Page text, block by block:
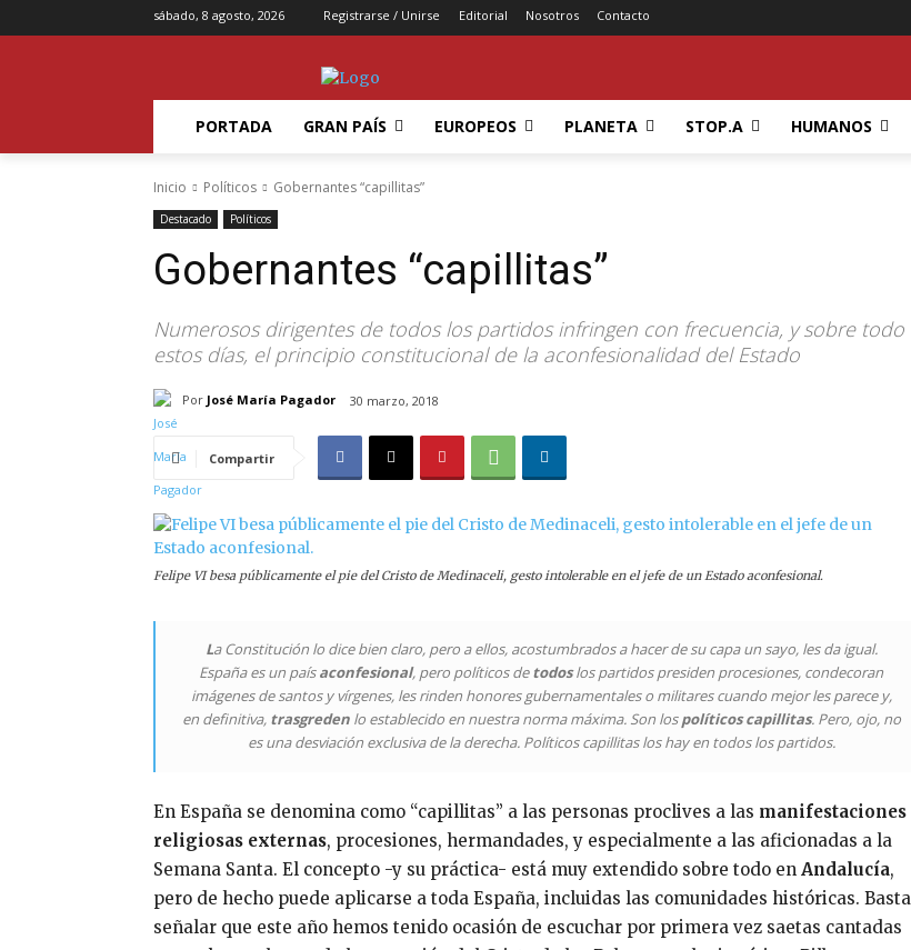
sábado, 8 agosto, 2026 Registrarse / Unirse Editorial Nosotros Contacto
PORTADA GRAN PAÍS EUROPEOS PLANETA STOP.A HUMANOS
Inicio Políticos Gobernantes “capillitas”
Destacado Políticos
Gobernantes “capillitas”
Numerosos dirigentes de todos los partidos infringen con frecuencia, y sobre todo
estos días, el principio constitucional de la aconfesionalidad del Estado
Por José María Pagador 30 marzo, 2018
Compartir
Felipe VI besa públicamente el pie del Cristo de Medinaceli, gesto intolerable en el jefe de un Estado aconfesional.
La Constitución lo dice bien claro, pero a ellos, acostumbrados a hacer de su capa un sayo, les da igual.
España es un paísaconfesional, pero políticos detodoslos partidos presiden procesiones, condecoran
imágenes de santos y vírgenes, les rinden honores gubernamentales o militares cuando mejor les parece y,
en definitiva, trasgredenlo establecido en nuestra norma máxima. Son lospolíticos capillitas. Pero, ojo, no
es una desviación exclusiva de la derecha. Políticos capillitas los hay en todos los partidos.
En España se denomina como “capillitas” a las personas proclives a las manifestaciones
religiosas externas, procesiones, hermandades, y especialmente a las aficionadas a la
Semana Santa. El concepto -y su práctica- está muy extendido sobre todo en Andalucía,
pero de hecho puede aplicarse a toda España, incluidas las comunidades históricas. Basta
señalar que este año hemos tenido ocasión de escuchar por primera vez saetas cantadas